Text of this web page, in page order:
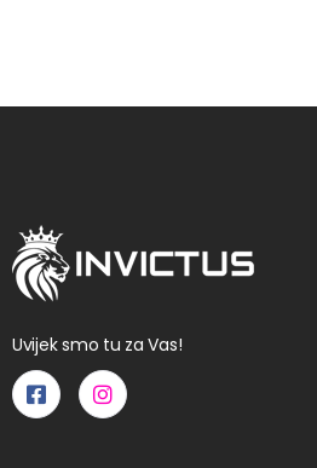
Uvijek smo tu za Vas!